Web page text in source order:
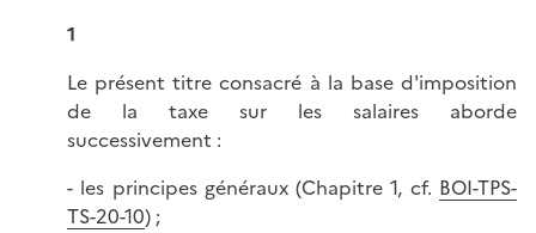
1
Le présent titre consacré à la base d'imposition
de la taxe sur les salaires aborde
successivement :
- les principes généraux (Chapitre 1, cf. BOI-TPS-
TS-20-10) ;